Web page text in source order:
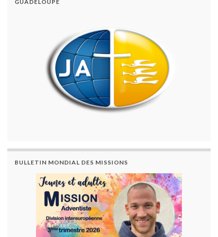
GUADELOUPE
BULLETIN MONDIAL DES MISSIONS